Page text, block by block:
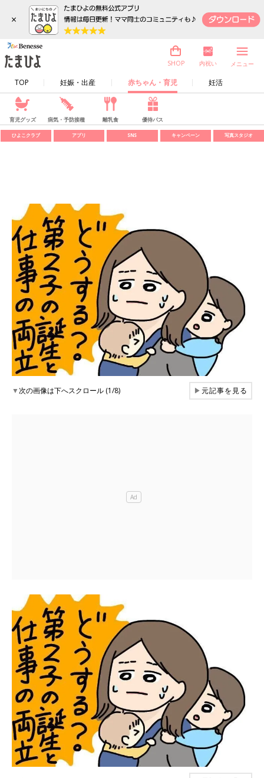
×
TOP 妊娠・出産 赤ちゃん・育児 妊活
SHOP 内祝い メニュー
育児グッズ 病気・予防接種 離乳食 優待パス
ひよこクラブ アプリ SNS キャンペーン 写真スタジオ
▼次の画像は下へスクロール (1/8) ▶元記事を見る